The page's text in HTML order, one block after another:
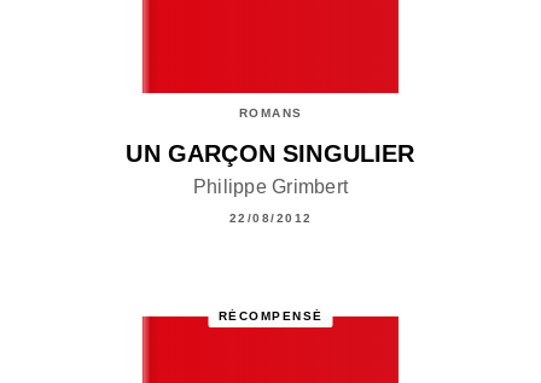
ROMANS
UN GARÇON SINGULIER
Philippe Grimbert
22/08/2012
RÉCOMPENSÉ